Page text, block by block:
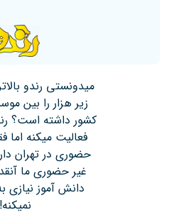
میدونستی رندو
زیر هزار را بین
کشور داشته است؟
فعالیت میکنه
حضوری در تهران
غیر حضوری ما
دانش آموز نیازی
نمیکنه!